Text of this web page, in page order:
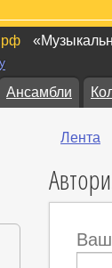
Ансамбли
Лента
Ваш